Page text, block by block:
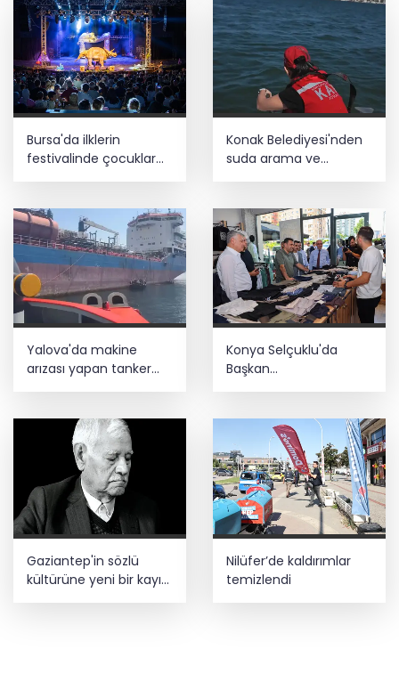
Bursa'da ilklerin
festivalinde çocuklar
Konak Belediyesi'nden
suda arama ve
Yalova'da makine
arızası yapan tanker
güvenli bölgeye çekildi
Konya Selçuklu'da
Başkan
Pekyatırmacı'dan
Gaziantep'in sözlü
kültürüne yeni bir kayıt
Nilüfer’de kaldırımlar
temizlendi